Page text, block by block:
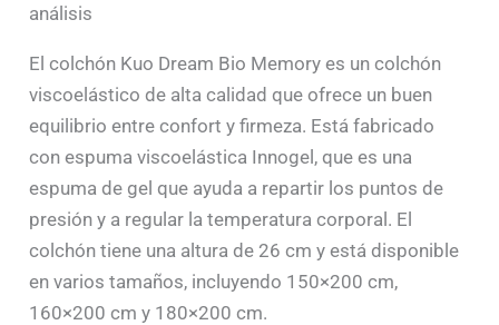
análisis
El colchón Kuo Dream Bio Memory es un colchón
viscoelástico de alta calidad que ofrece un buen
equilibrio entre confort y firmeza. Está fabricado
con espuma viscoelástica Innogel, que es una
espuma de gel que ayuda a repartir los puntos de
presión y a regular la temperatura corporal. El
colchón tiene una altura de 26 cm y está disponible
en varios tamaños, incluyendo 150×200 cm,
160×200 cm y 180×200 cm.